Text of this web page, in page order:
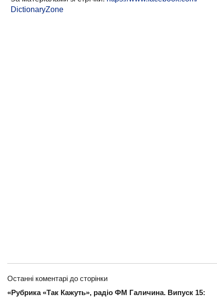
DictionaryZone
Останні коментарі до сторінки
«Рубрика «Так Кажуть», радіо ФМ Галичина. Випуск 15: